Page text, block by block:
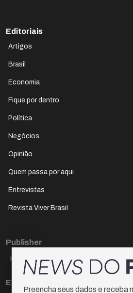
Editoriais
Artigos
Brasil
Economia
Fique por dentro
Política
Negócios
Opinião
Quem passa por aqui
Entrevistas
Revista Viver Brasil
Publisher
Paulo Cesar de Oliveira
Editora Chefe
Preencha seus dados e receba